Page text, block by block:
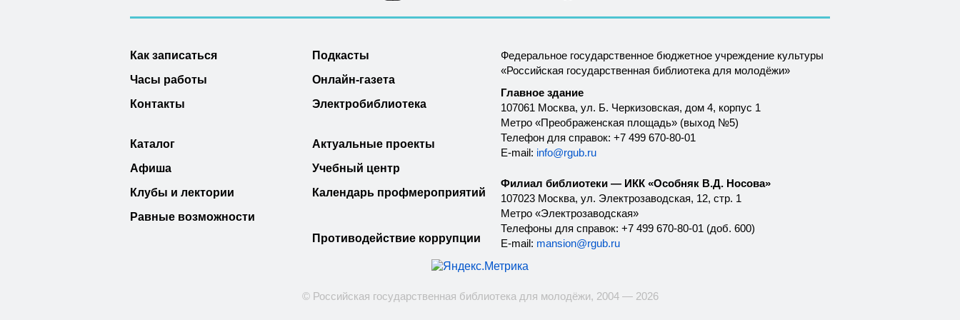
Как записаться
Часы работы
Контакты
Каталог
Афиша
Клубы и лектории
Равные возможности
Подкасты
Онлайн-газета
Электробиблиотека
Актуальные проекты
Учебный центр
Календарь профмероприятий
Противодействие коррупции
Федеральное государственное бюджетное учреждение культуры
«Российская государственная библиотека для молодёжи»
Главное здание
107061 Москва, ул. Б. Черкизовская, дом 4, корпус 1
Метро «Преображенская площадь» (выход №5)
Телефон для справок: +7 499 670-80-01
E-mail: info@rgub.ru
Филиал библиотеки — ИКК «Особняк В.Д. Носова»
107023 Москва, ул. Электрозаводская, 12, стр. 1
Метро «Электрозаводская»
Телефоны для справок: +7 499 670-80-01 (доб. 600)
E-mail: mansion@rgub.ru
© Российская государственная библиотека для молодёжи, 2004 — 2026